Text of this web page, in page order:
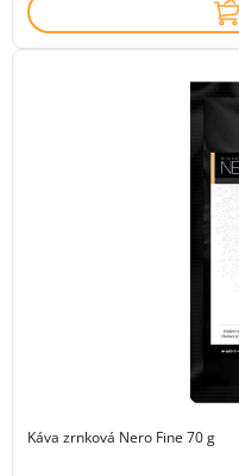
Káva zrnková Nero Fine 70 g